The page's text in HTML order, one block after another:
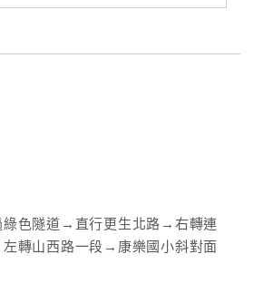
色隧道→直行更生北路→右轉連
轉山西路一段→康樂國小斜對面